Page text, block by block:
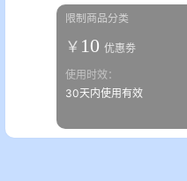
限制商品分类
￥ 10 优惠劵
使用时效：
30天内使用有效